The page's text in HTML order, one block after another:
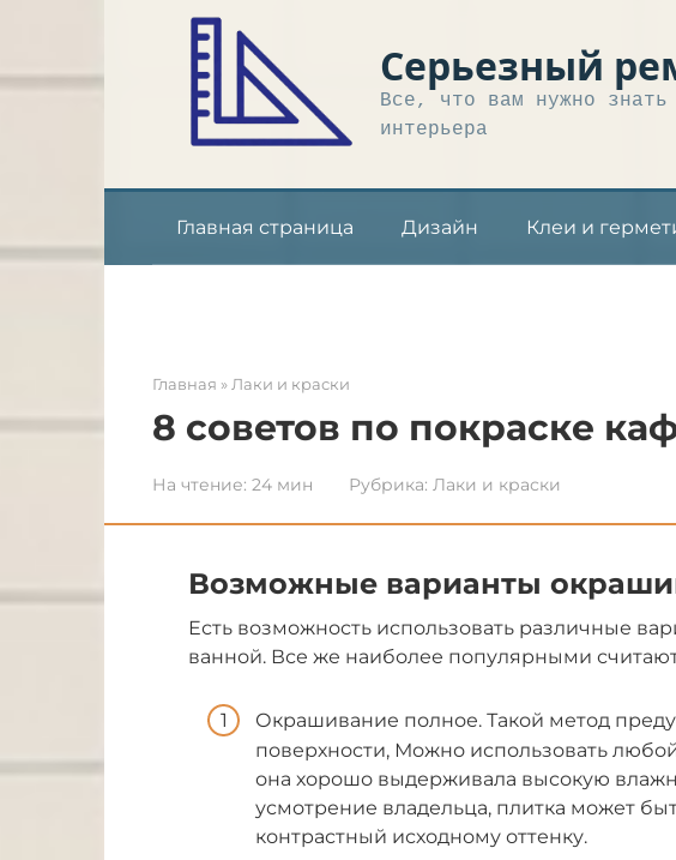
Серьезный
Все, что вам нужно знать
интерьера
Главная страница Дизайн Клеи и
Главная » Лаки и краски
8 советов по покраске
На чтение: 24 мин Рубрика: Лаки и краски
Возможные варианты
Есть возможность использовать различные
ванной. Все же наиболее популярными
Окрашивание полное. Такой метод
поверхности, Можно использовать
она хорошо выдерживала высокую
усмотрение владельца, плитка может
контрастный исходному оттенку.